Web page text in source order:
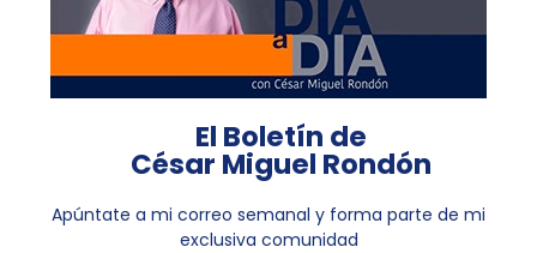
El Boletín de
César Miguel Rondón
Apúntate a mi correo semanal y forma parte de mi
exclusiva comunidad